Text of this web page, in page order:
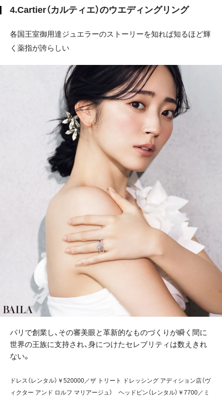
4.Cartier（カルティエ）のウエディングリング
各国王室御用達ジュエラーのストーリーを知れば知るほど輝
く薬指が誇らしい
パリで創業し、その審美眼と革新的なものづくりが瞬く間に
世界の王族に支持され、身につけたセレブリティは数えきれ
ない。
ドレス（レンタル）￥520000／ザ トリート ドレッシング アディション店（ヴ
ィクター アンド ロルフ マリアージュ） ヘッドピン（レンタル）￥7700／ミ